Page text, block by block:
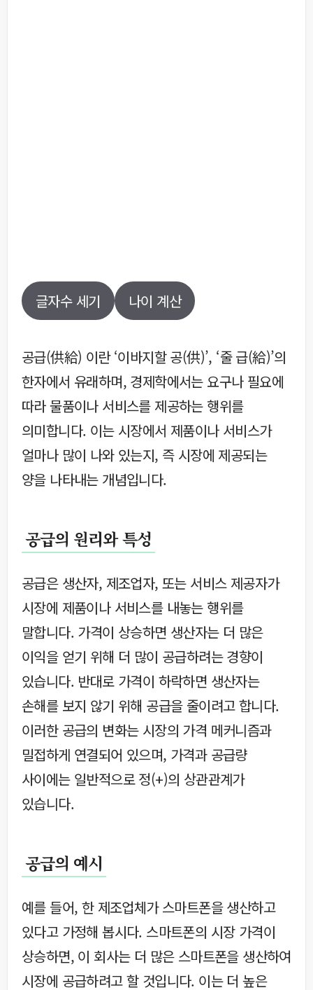
글자수 세기 나이 계산
공급(供給) 이란 ‘이바지할 공(供)’, ‘줄 급(給)’의
한자에서 유래하며, 경제학에서는 요구나 필요에
따라 물품이나 서비스를 제공하는 행위를
의미합니다. 이는 시장에서 제품이나 서비스가
얼마나 많이 나와 있는지, 즉 시장에 제공되는
양을 나타내는 개념입니다.
공급의 원리와 특성
공급은 생산자, 제조업자, 또는 서비스 제공자가
시장에 제품이나 서비스를 내놓는 행위를
말합니다. 가격이 상승하면 생산자는 더 많은
이익을 얻기 위해 더 많이 공급하려는 경향이
있습니다. 반대로 가격이 하락하면 생산자는
손해를 보지 않기 위해 공급을 줄이려고 합니다.
이러한 공급의 변화는 시장의 가격 메커니즘과
밀접하게 연결되어 있으며, 가격과 공급량
사이에는 일반적으로 정(+)의 상관관계가
있습니다.
공급의 예시
예를 들어, 한 제조업체가 스마트폰을 생산하고
있다고 가정해 봅시다. 스마트폰의 시장 가격이
상승하면, 이 회사는 더 많은 스마트폰을 생산하여
시장에 공급하려고 할 것입니다. 이는 더 높은